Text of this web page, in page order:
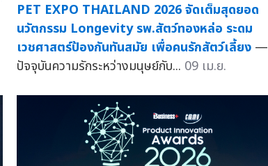
PET EXPO THAILAND 2026 จัดเต็มสุดยอด
นวัตกรรม Longevity รพ.สัตว์ทองหล่อ ระดม
เวชศาสตร์ป้องกันทันสมัย เพื่อคนรักสัตว์เลี้ยง —
ปัจจุบันความรักระหว่างมนุษย์กับ... 09 เม.ย.